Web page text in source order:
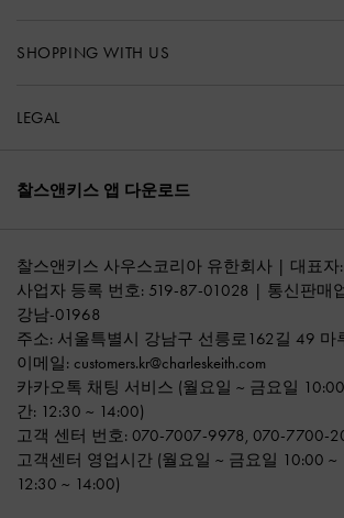
SHOPPING WITH US
LEGAL
찰스앤키스 앱 다운로드
찰스앤키스 사우스코리아 유한회사 | 대표자
사업자 등록 번호: 519-87-01028 | 통신판매
강남-01968
주소: 서울특별시 강남구 선릉로162길 49 마
이메일: customers.kr@charleskeith.com
카카오톡 채팅 서비스 (월요일 ~ 금요일
간: 12:30 ~ 14:00)
고객 센터 번호: 070-7007-9978, 070-7700-
고객센터 영업시간 (월요일 ~ 금요일 10:00 ~
12:30 ~ 14:00)